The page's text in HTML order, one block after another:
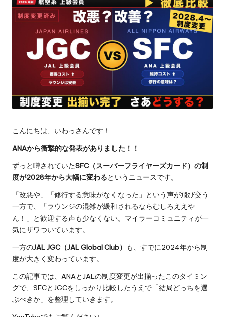
こんにちは、いわっさんです！
ANAから衝撃的な発表がありました！！
ずっと噂されていたSFC（スーパーフライヤーズカード）の制
度が2028年から大幅に変わるというニュースです。
「改悪や」「修行する意味がなくなった」という声が飛び交う
一方で、「ラウンジの混雑が緩和されるならむしろええや
ん！」と歓迎する声も少なくない。マイラーコミュニティが一
気にザワついています。
一方のJAL JGC（JAL Global Club） も、すでに2024年から制
度が大きく変わっています。
この記事では、ANAとJALの制度変更が出揃ったこのタイミン
グで、SFCとJGCをしっかり比較したうえで「結局どっちを選
ぶべきか」を整理していきます。